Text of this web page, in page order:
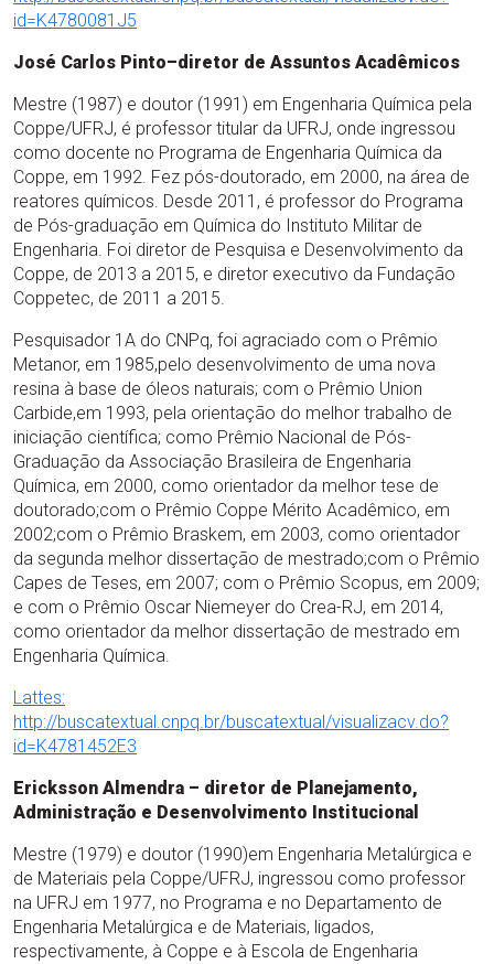
id=K4780081J5
José Carlos Pinto–diretor de Assuntos Acadêmicos
Mestre (1987) e doutor (1991) em Engenharia Química pela
Coppe/UFRJ, é professor titular da UFRJ, onde ingressou
como docente no Programa de Engenharia Química da
Coppe, em 1992. Fez pós-doutorado, em 2000, na área de
reatores químicos. Desde 2011, é professor do Programa
de Pós-graduação em Química do Instituto Militar de
Engenharia. Foi diretor de Pesquisa e Desenvolvimento da
Coppe, de 2013 a 2015, e diretor executivo da Fundação
Coppetec, de 2011 a 2015.
Pesquisador 1A do CNPq, foi agraciado com o Prêmio
Metanor, em 1985,pelo desenvolvimento de uma nova
resina à base de óleos naturais; com o Prêmio Union
Carbide,em 1993, pela orientação do melhor trabalho de
iniciação científica; como Prêmio Nacional de Pós-
Graduação da Associação Brasileira de Engenharia
Química, em 2000, como orientador da melhor tese de
doutorado;com o Prêmio Coppe Mérito Acadêmico, em
2002;com o Prêmio Braskem, em 2003, como orientador
da segunda melhor dissertação de mestrado;com o Prêmio
Capes de Teses, em 2007; com o Prêmio Scopus, em 2009;
e com o Prêmio Oscar Niemeyer do Crea-RJ, em 2014,
como orientador da melhor dissertação de mestrado em
Engenharia Química.
Lattes:
http://buscatextual.cnpq.br/buscatextual/visualizacv.do?
id=K4781452E3
Ericksson Almendra – diretor de Planejamento,
Administração e Desenvolvimento Institucional
Mestre (1979) e doutor (1990)em Engenharia Metalúrgica e
de Materiais pela Coppe/UFRJ, ingressou como professor
na UFRJ em 1977, no Programa e no Departamento de
Engenharia Metalúrgica e de Materiais, ligados,
respectivamente, à Coppe e à Escola de Engenharia